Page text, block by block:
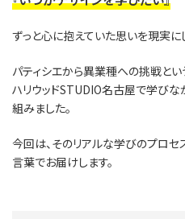
ずっと心に抱えていた思いを現実に
パティシエから異業種への挑戦と
ハリウッドSTUDIO名古屋で学び
組みました。
今回は、そのリアルな学びのプロセ
言葉でお届けします。